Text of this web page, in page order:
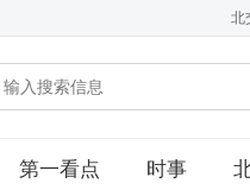
北
第一看点 时事